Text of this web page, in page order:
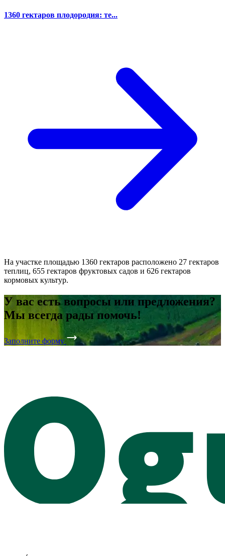
1360 гектаров плодородия: те...
На участке площадью 1360 гектаров расположено 27 гектаров
теплиц, 655 гектаров фруктовых садов и 626 гектаров
кормовых культур.
У вас есть вопросы или предложения?
Мы всегда рады помочь!
Заполните форму